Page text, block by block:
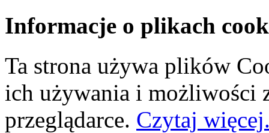
Informacje o plikach
Ta strona używa plików
ich używania i możliwości
przeglądarce. Czytaj